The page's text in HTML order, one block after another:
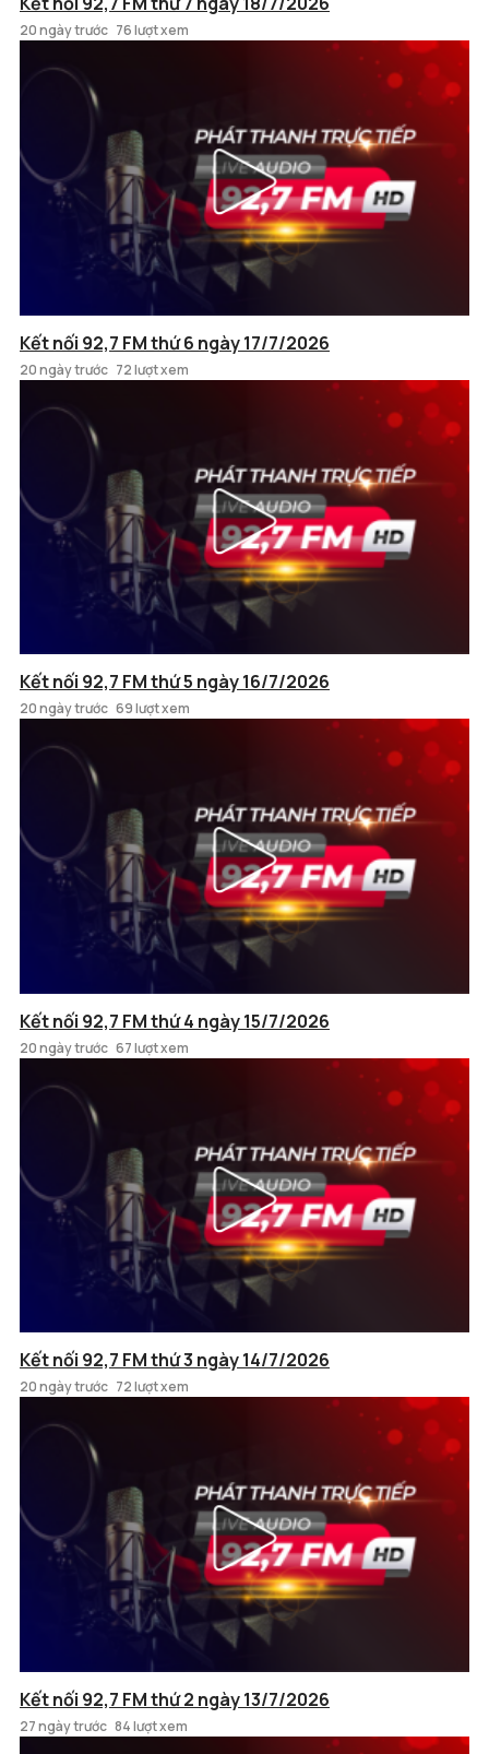
20 ngày trước 76 lượt xem
Kết nối 92,7 FM thứ 6 ngày 17/7/2026
20 ngày trước 72 lượt xem
Kết nối 92,7 FM thứ 5 ngày 16/7/2026
20 ngày trước 69 lượt xem
Kết nối 92,7 FM thứ 4 ngày 15/7/2026
20 ngày trước 67 lượt xem
Kết nối 92,7 FM thứ 3 ngày 14/7/2026
20 ngày trước 72 lượt xem
Kết nối 92,7 FM thứ 2 ngày 13/7/2026
27 ngày trước 84 lượt xem